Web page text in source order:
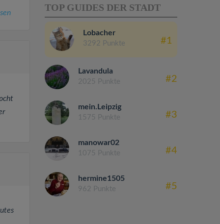
TOP GUIDES DER STADT
Lobacher
3292 Punkte #1
Lavandula
2025 Punkte #2
mein.Leipzig
1575 Punkte #3
manowar02
1075 Punkte #4
hermine1505
962 Punkte #5